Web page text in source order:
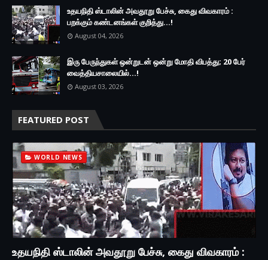
உதயநிதி ஸ்டாலின் அவதூறு பேச்சு, கைது விவகாரம் :
பறக்கும் கண்டனங்கள் குறித்து...!
August 04, 2026
இரு ப‍ேருந்துகள் ஒன்றுடன் ஒன்று மோதி விபத்து; 20 பேர்
வைத்தியசாலையில்...!
August 03, 2026
FEATURED POST
WORLD NEWS
உதயநிதி ஸ்டாலின் அவதூறு பேச்சு, கைது விவகாரம் :